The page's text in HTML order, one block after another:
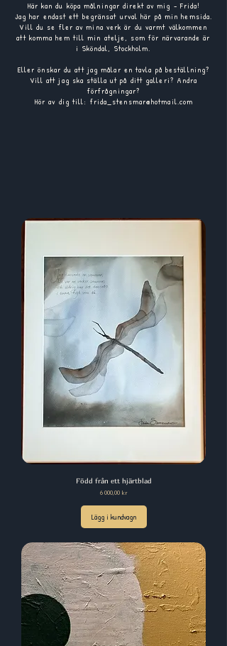
Här kan du köpa målningar direkt av mig - Frida!
Jag har endast ett begränsat urval här på min hemsida.
Vill du se fler av mina verk är du varmt välkommen
att komma hem till min atelje, som för närvarande är
i Sköndal, Stockholm.
Eller önskar du att jag målar en tavla på beställning?
Vill att jag ska ställa ut på ditt galleri? Andra
förfrågningar?
Hör av dig till: frida_stensmar@hotmail.com
Född från ett hjärtblad
Pris
6 000,00 kr
Lägg i kundvagn